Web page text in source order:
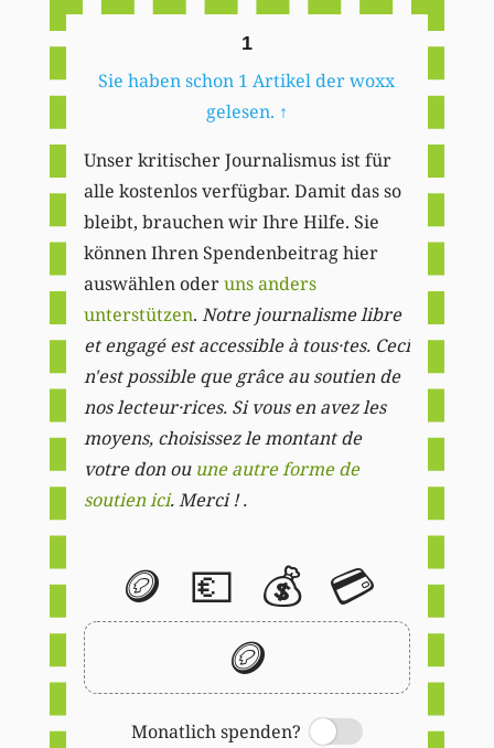
1
Sie haben schon 1 Artikel der woxx
gelesen. ↑
Unser kritischer Journalismus ist für
alle kostenlos verfügbar. Damit das so
bleibt, brauchen wir Ihre Hilfe. Sie
können Ihren Spendenbeitrag hier
auswählen oderuns anders
unterstützen. Notre journalisme libre
et engagé est accessible à tous·tes. Ceci
n'est possible que grâce au soutien de
nos lecteur·rices. Si vous en avez les
moyens, choisissez le montant de
votre don ou une autre forme de
soutien ici. Merci ! .
🪙 💶 💰 💳
🪙
Monatlich spenden?
Switch